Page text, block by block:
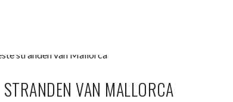
VAN MALLORCA